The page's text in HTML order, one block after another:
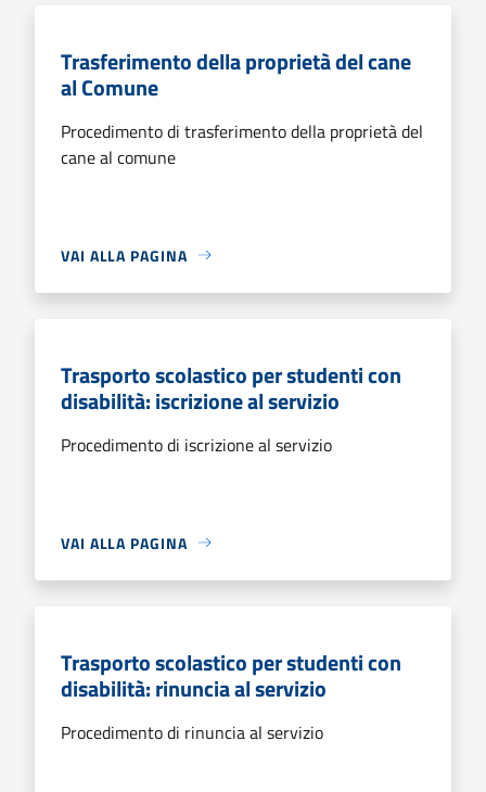
Trasferimento della proprietà del cane
al Comune
Procedimento di trasferimento della proprietà del
cane al comune
VAI ALLA PAGINA
Trasporto scolastico per studenti con
disabilità: iscrizione al servizio
Procedimento di iscrizione al servizio
VAI ALLA PAGINA
Trasporto scolastico per studenti con
disabilità: rinuncia al servizio
Procedimento di rinuncia al servizio